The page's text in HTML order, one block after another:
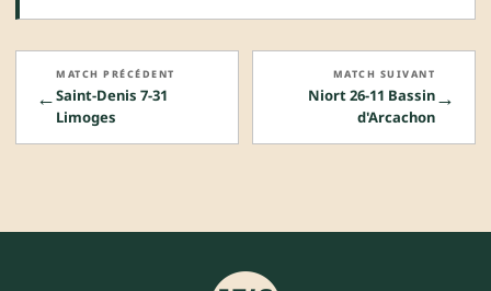
←
MATCH PRÉCÉDENT
Saint-Denis 7-31
Limoges
→
MATCH SUIVANT
Niort 26-11 Bassin
d'Arcachon